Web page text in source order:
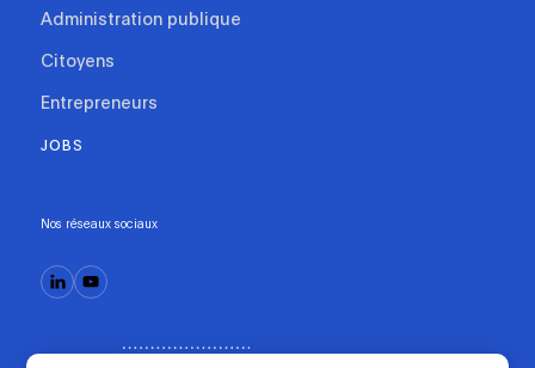
Administration publique
Citoyens
Entrepreneurs
JOBS
Nos réseaux sociaux